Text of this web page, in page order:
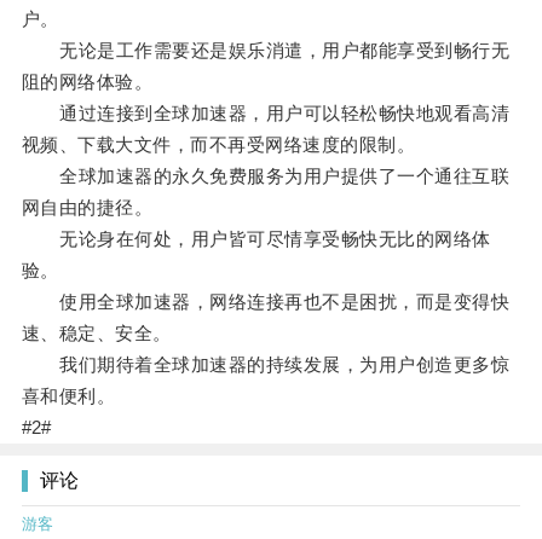
户。
无论是工作需要还是娱乐消遣，用户都能享受到畅行无
阻的网络体验。
通过连接到全球加速器，用户可以轻松畅快地观看高清
视频、下载大文件，而不再受网络速度的限制。
全球加速器的永久免费服务为用户提供了一个通往互联
网自由的捷径。
无论身在何处，用户皆可尽情享受畅快无比的网络体
验。
使用全球加速器，网络连接再也不是困扰，而是变得快
速、稳定、安全。
我们期待着全球加速器的持续发展，为用户创造更多惊
喜和便利。
#2#
评论
游客